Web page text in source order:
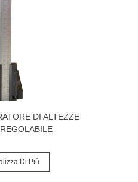
DI ALTEZZE
Di Più